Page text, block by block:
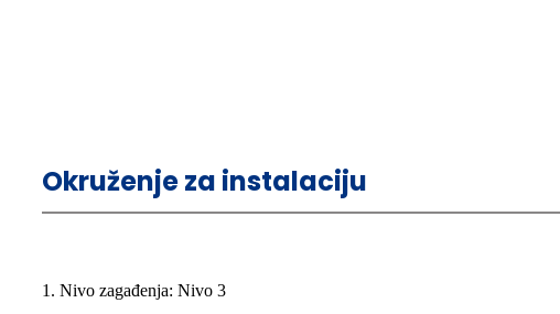
Okruženje za instalaciju
1. Nivo zagađenja: Nivo 3